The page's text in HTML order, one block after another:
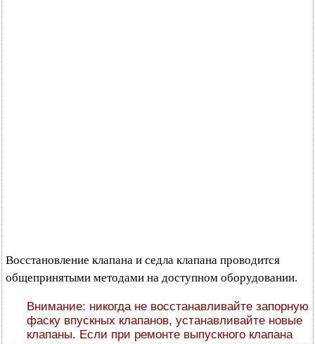
Восстановление клапана и седла клапана проводится
общепринятыми методами на доступном оборудовании.
Внимание: никогда не восстанавливайте запорную
фаску впускных клапанов, устанавливайте новые
клапаны. Если при ремонте выпускного клапана